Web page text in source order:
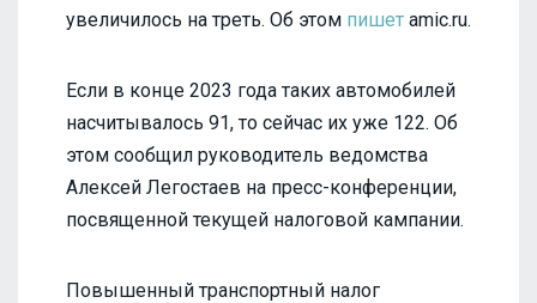
увеличилось на треть. Об этом пишет amic.ru.
Если в конце 2023 года таких автомобилей
насчитывалось 91, то сейчас их уже 122. Об
этом сообщил руководитель ведомства
Алексей Легостаев на пресс-конференции,
посвященной текущей налоговой кампании.
Повышенный транспортный налог